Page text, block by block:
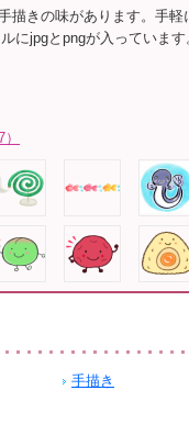
描きの味があります。手
にjpgとpngが入っています
手描き